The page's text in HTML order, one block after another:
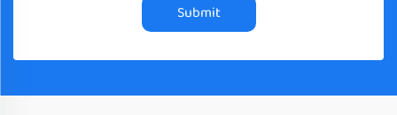
Submit